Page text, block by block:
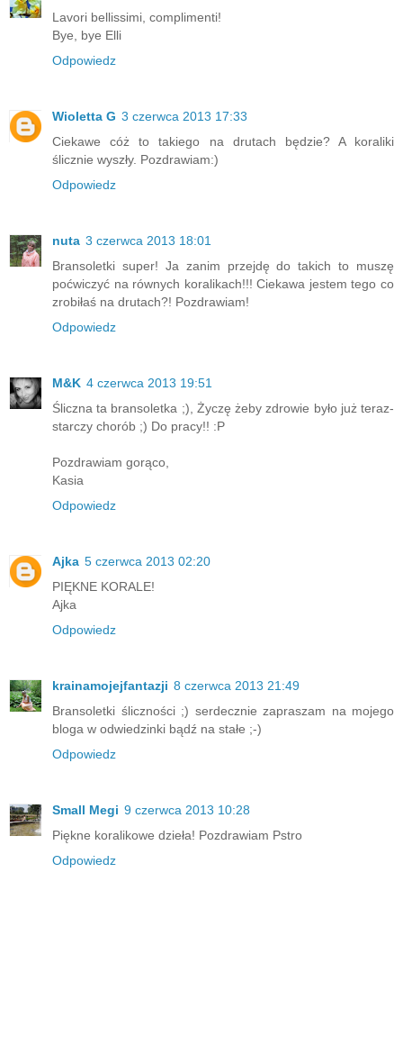
Lavori bellissimi, complimenti!
Bye, bye Elli
Odpowiedz
Wioletta G 3 czerwca 2013 17:33
Ciekawe cóż to takiego na drutach będzie? A koraliki
ślicznie wyszły. Pozdrawiam:)
Odpowiedz
nuta 3 czerwca 2013 18:01
Bransoletki super! Ja zanim przejdę do takich to muszę
poćwiczyć na równych koralikach!!! Ciekawa jestem tego co
zrobiłaś na drutach?! Pozdrawiam!
Odpowiedz
M&K 4 czerwca 2013 19:51
Śliczna ta bransoletka ;), Życzę żeby zdrowie było już teraz-
starczy chorób ;) Do pracy!! :P
Pozdrawiam gorąco,
Kasia
Odpowiedz
Ajka 5 czerwca 2013 02:20
PIĘKNE KORALE!
Ajka
Odpowiedz
krainamojejfantazji 8 czerwca 2013 21:49
Bransoletki śliczności ;) serdecznie zapraszam na mojego
bloga w odwiedzinki bądź na stałe ;-)
Odpowiedz
Small Megi 9 czerwca 2013 10:28
Piękne koralikowe dzieła! Pozdrawiam Pstro
Odpowiedz